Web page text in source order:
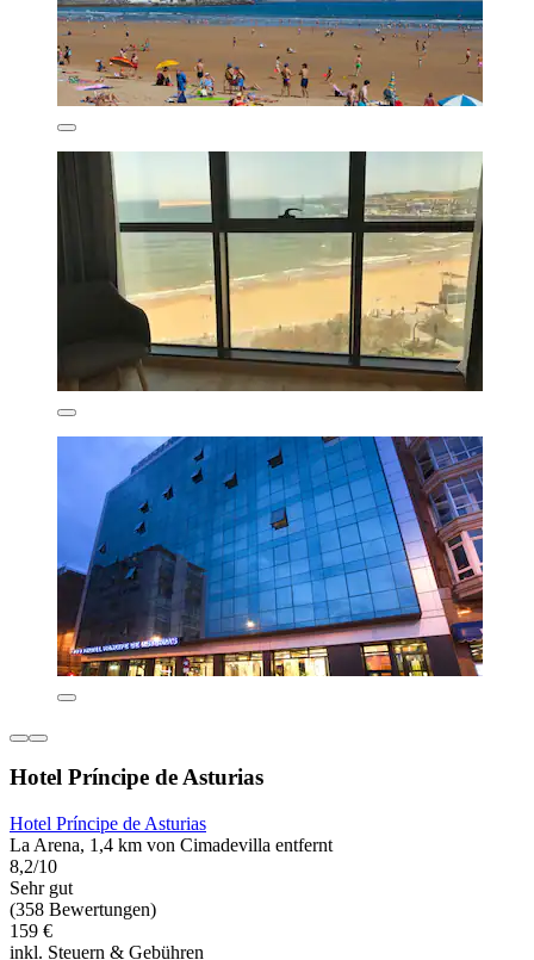
Hotel Príncipe de Asturias
Hotel Príncipe de Asturias
La Arena, 1,4 km von Cimadevilla entfernt
8,2/10
Sehr gut
(358 Bewertungen)
159 €
inkl. Steuern & Gebühren